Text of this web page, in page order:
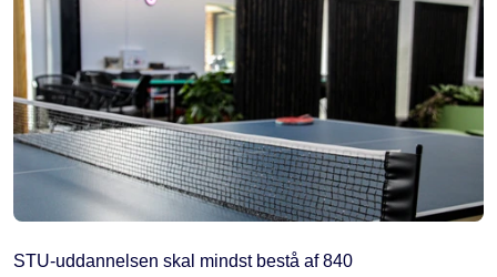
STU-uddannelsen skal mindst bestå af 840